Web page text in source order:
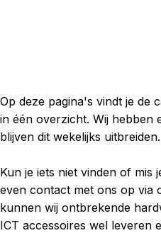
Op deze pagina's vindt je de
in één overzicht. Wij hebben
blijven dit wekelijks uitbreiden.
Kun je iets niet vinden of mis
even contact met ons op via
kunnen wij ontbrekende
ICT accessoires wel leveren